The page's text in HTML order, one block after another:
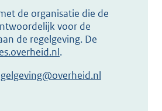
de organisatie die de
voor de
de regelgeving. De
.